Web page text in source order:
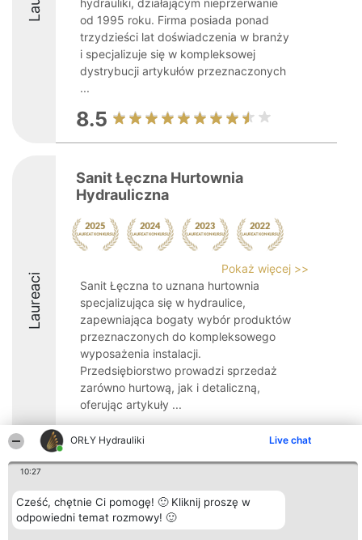
ORŁY Hydrauliki Live chat
10:27
Cześć, chętnie Ci pomogę! 🙂 Kliknij proszę w
odpowiedni temat rozmowy! 🙂
hydrauliki, działającym nieprzerwanie
od 1995 roku. Firma posiada ponad
trzydzieści lat doświadczenia w branży
i specjalizuje się w kompleksowej
dystrybucji artykułów przeznaczonych
...
8.5
Laureaci
Sanit Łęczna Hurtownia
Hydrauliczna
Pokaż więcej >>
Sanit Łęczna to uznana hurtownia
specjalizująca się w hydraulice,
zapewniająca bogaty wybór produktów
przeznaczonych do kompleksowego
wyposażenia instalacji.
Przedsiębiorstwo prowadzi sprzedaż
zarówno hurtową, jak i detaliczną,
oferując artykuły ...
Organizator plebiscytu
Bright Side Solutions sp. z o.
o. sp. k.
ul. Ruska 22
Plebiscyt
Laureaci
Lista
wszystkich
Kontakt
Kontakt